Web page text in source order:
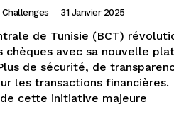
Challenges - 31 Janvier 2025
de Tunisie (BCT)
chèques avec sa nouvelle
de sécurité, de
les transactions financières.
cette initiative majeure